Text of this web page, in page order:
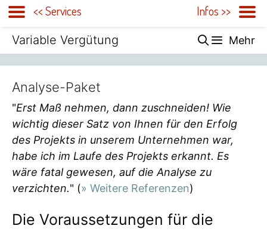
Zum
springen
Variable Vergütung Mehr
Analyse-Paket
"Erst Maß nehmen, dann zuschneiden! Wie
wichtig dieser Satz von Ihnen für den Erfolg
des Projekts in unserem Unternehmen war,
habe ich im Laufe des Projekts erkannt. Es
wäre fatal gewesen, auf die Analyse zu
verzichten." (» Weitere Referenzen)
Die Voraussetzungen für die
<< Services Infos >>